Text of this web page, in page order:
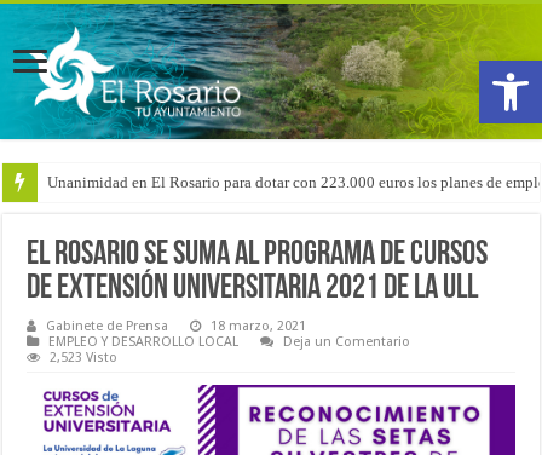
Abrir
Arranca la reforma del CEIP San Isidro con las demoliciones para la
El Rosario se suma al Programa de Cursos
de Extensión Universitaria 2021 de la ULL
Gabinete de Prensa
18 marzo, 2021
EMPLEO Y DESARROLLO LOCAL
Deja un Comentario
2,523 Visto